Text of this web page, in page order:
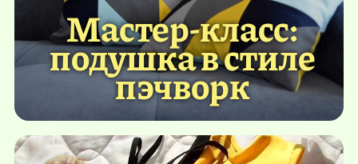
Мастер-класс:
подушка в стиле
пэчворк